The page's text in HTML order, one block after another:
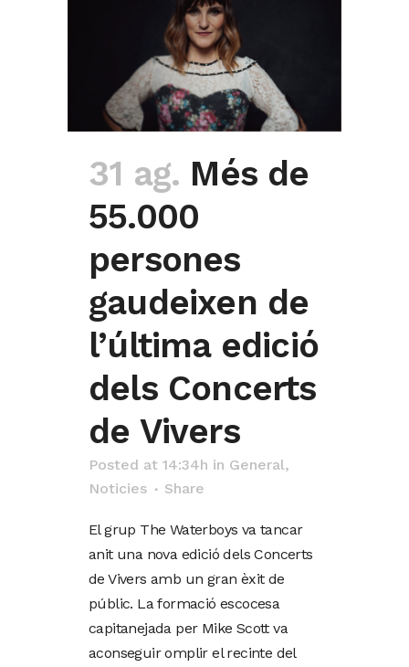
31 ag. Més de
55.000
persones
gaudeixen de
l’última edició
dels Concerts
de Vivers
Posted at 14:34h in General,
Noticies
Share
El grup The Waterboys va tancar
anit una nova edició dels Concerts
de Vivers amb un gran èxit de
públic. La formació escocesa
capitanejada per Mike Scott va
aconseguir omplir el recinte del